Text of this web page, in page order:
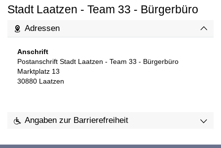
Stadt Laatzen - Team 33 - Bürgerbüro
Adressen
Anschrift
Postanschrift Stadt Laatzen - Team 33 - Bürgerbüro
Marktplatz 13
30880 Laatzen
Angaben zur Barrierefreiheit